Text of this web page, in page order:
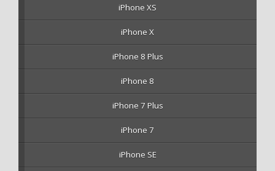
iPhone XS
iPhone X
iPhone 8 Plus
iPhone 8
iPhone 7 Plus
iPhone 7
iPhone SE